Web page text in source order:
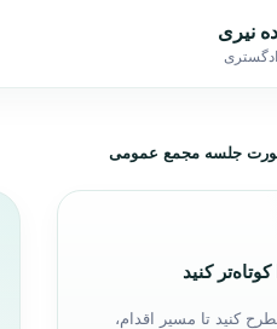
نیری
جلسه مجمع عمومی
کنید
کنید تا مسیر اقدام،